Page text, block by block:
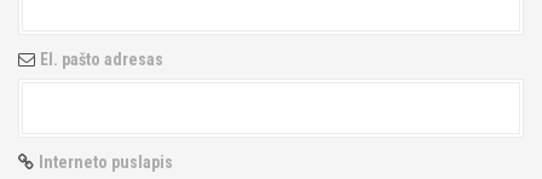
n El. pašto adresas
Interneto puslapis